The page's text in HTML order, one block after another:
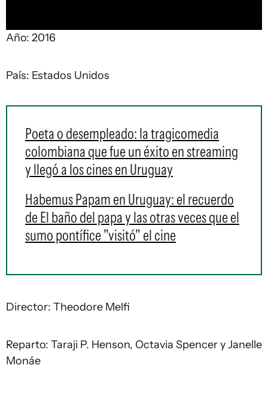
Año: 2016
País: Estados Unidos
Poeta o desempleado: la tragicomedia
colombiana que fue un éxito en streaming
y llegó a los cines en Uruguay
Habemus Papam en Uruguay: el recuerdo
de El baño del papa y las otras veces que el
sumo pontífice "visitó" el cine
Director: Theodore Melfi
Reparto: Taraji P. Henson, Octavia Spencer y Janelle
Monáe